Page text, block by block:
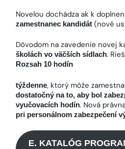
Novelou dochádza ak k
zamestnanec kandidát (nové
Dôvodom na zavedenie novej
školách vo väčších sídlach.
Rozsah 10 hodín
týždenne, ktorý môže
dostatočný na to, aby bol
vyučovacích hodín. Nová
pri personálnom zabezpečení
E. KATALÓG